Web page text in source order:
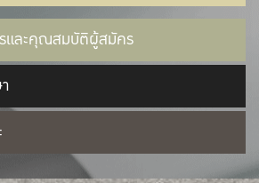
และคุณสมบัติผู้สมัคร